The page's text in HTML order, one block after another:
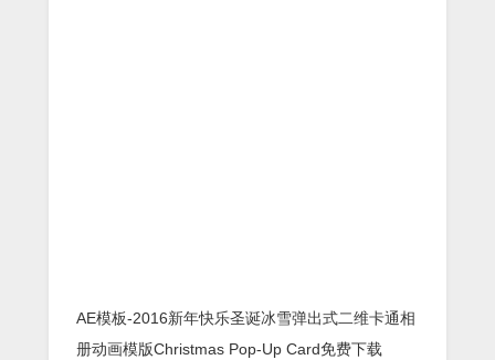
AE模板-2016新年快乐圣诞冰雪弹出式二维卡通相
册动画模版Christmas Pop-Up Card免费下载